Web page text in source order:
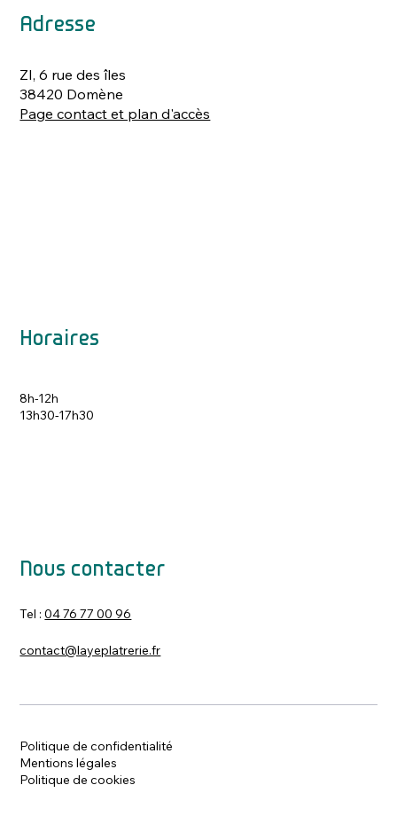
Adresse
ZI, 6 rue des îles
38420 Domène
Page contact et plan d'accès
Horaires
8h-12h
13h30-17h30
Nous contacter
Tel :04 76 77 00 96
contact@layeplatrerie.fr
Politique de confidentialité
Mentions légales
Politique de cookies